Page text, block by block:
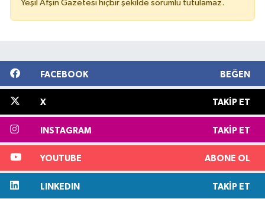
Yeşil Afşin Gazetesi hiçbir şekilde sorumlu tutulamaz.
FACEBOOK BEĞEN
X TAKIP ET
INSTAGRAM TAKIP ET
YOUTUBE ABONE OL
LINKEDIN TAKIP ET